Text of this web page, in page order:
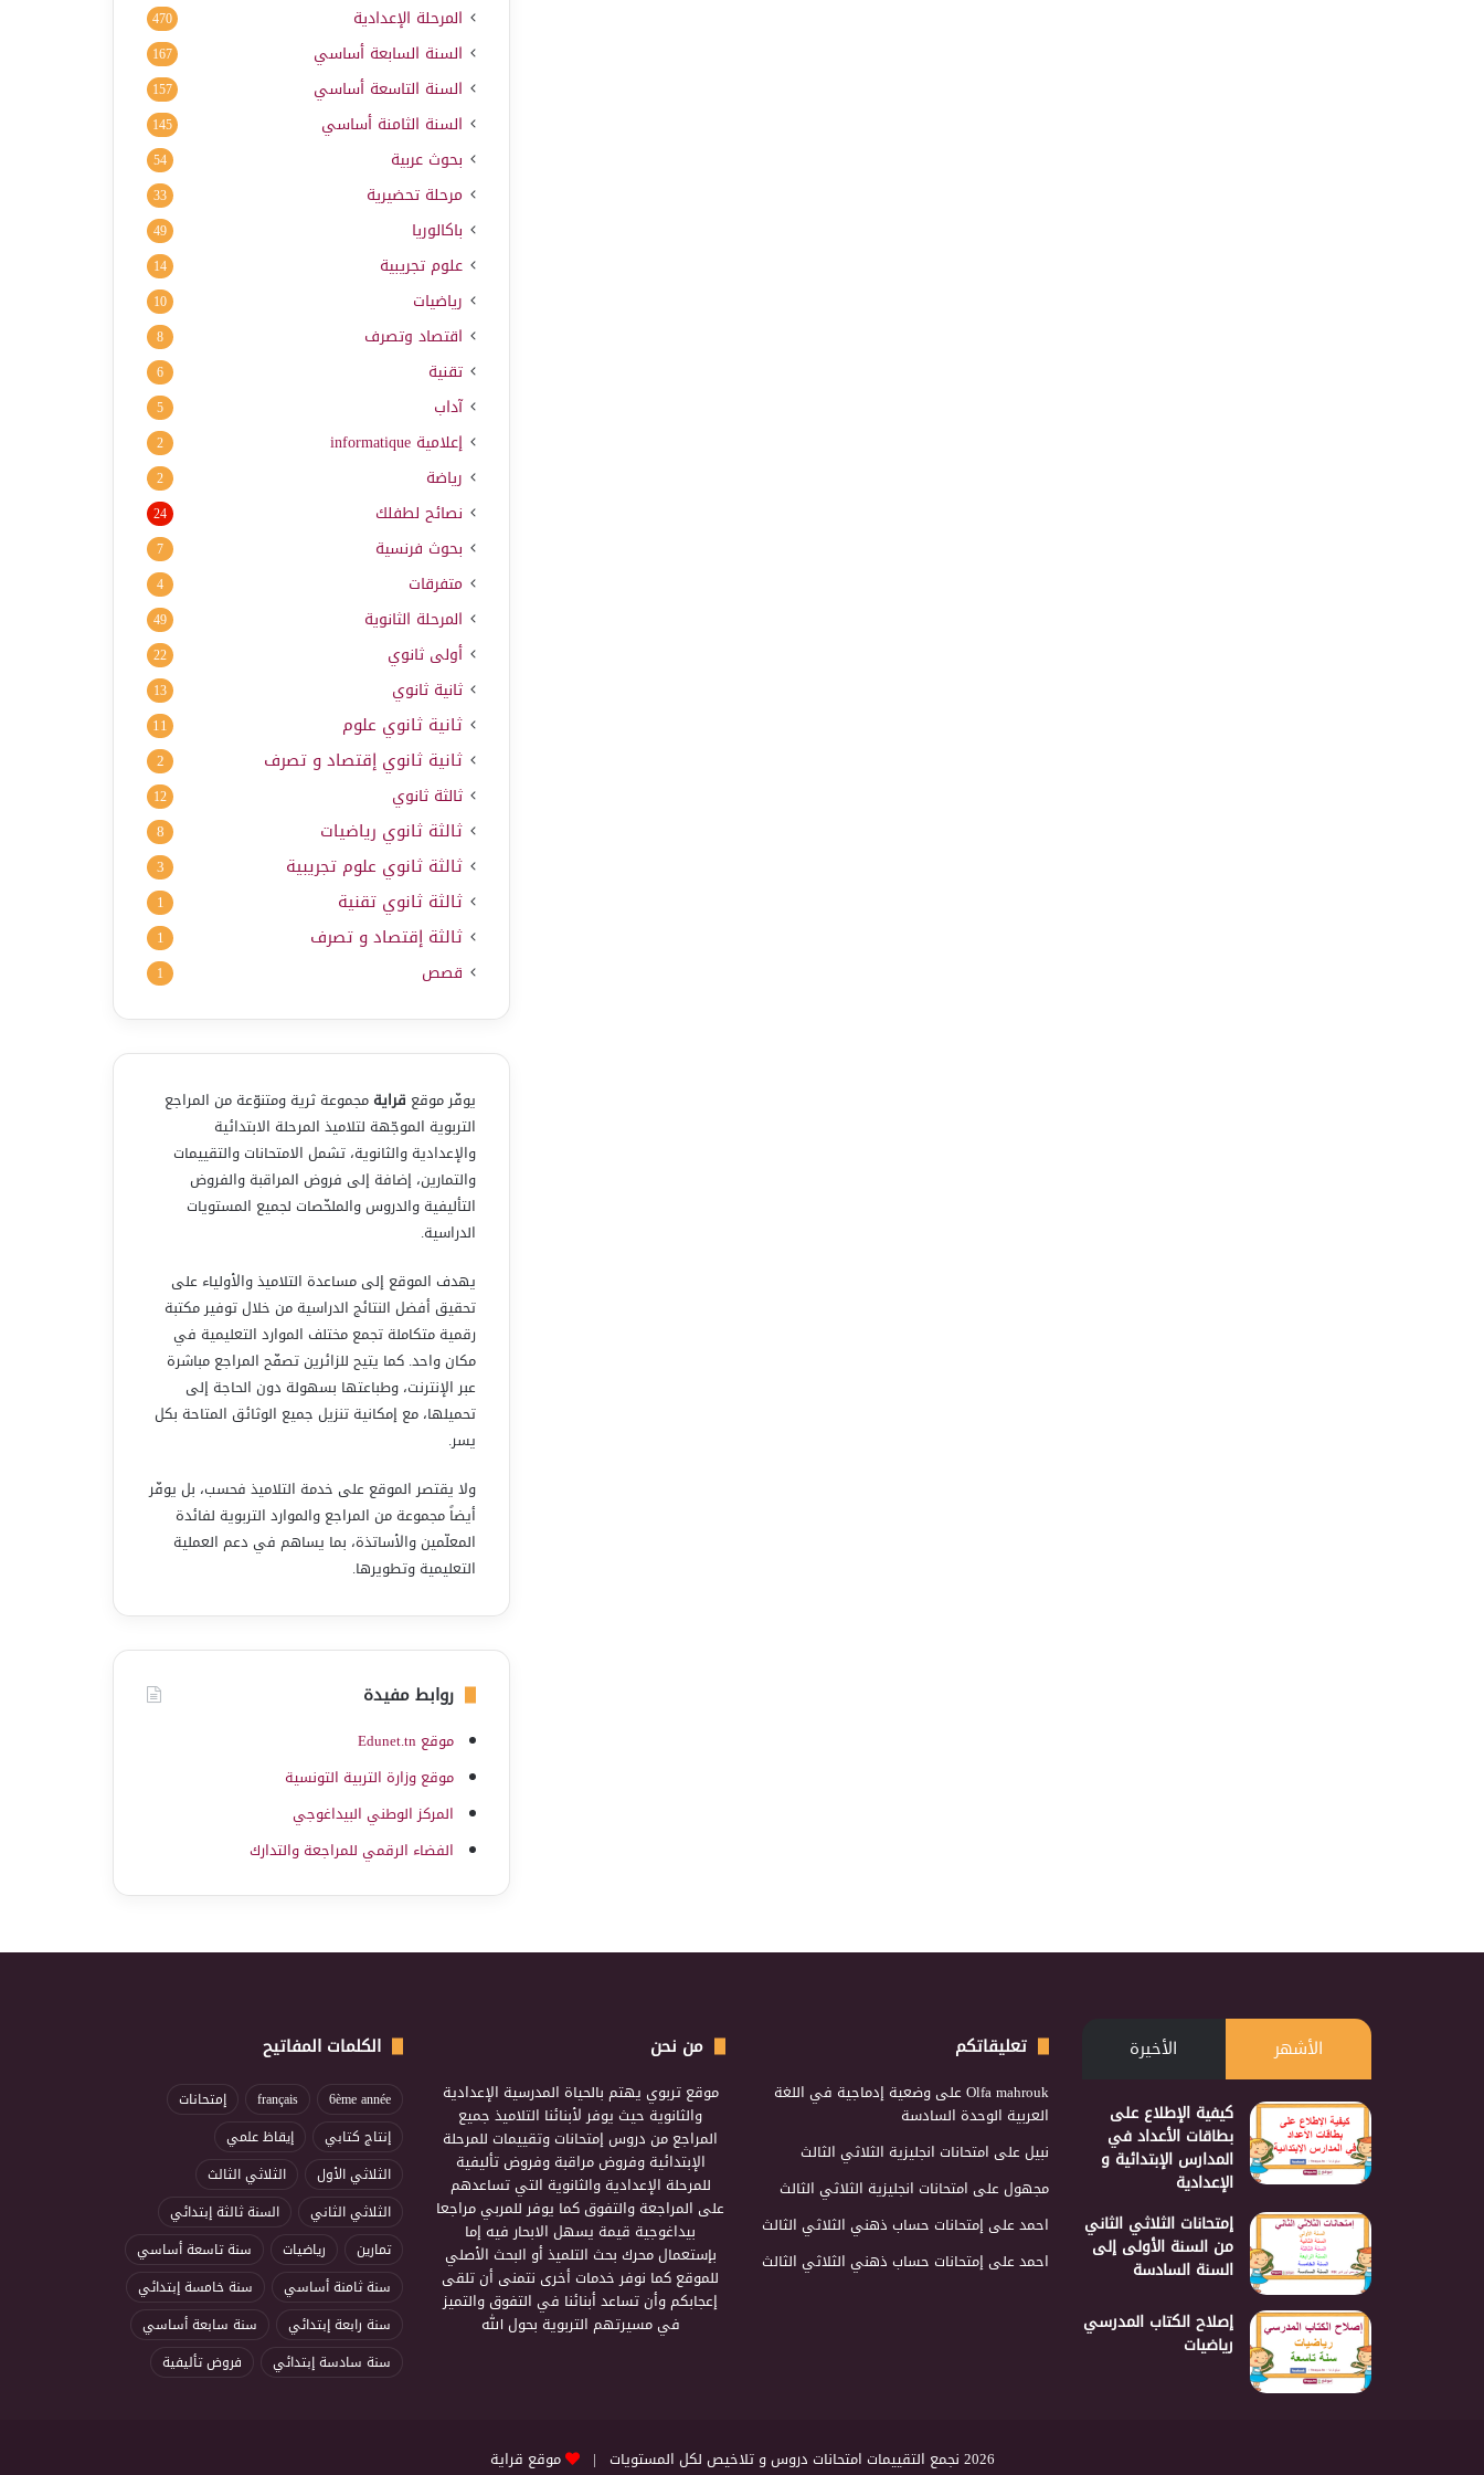
المرحلة الإعدادية 470
السنة السابعة أساسي 167
السنة التاسعة أساسي 157
السنة الثامنة أساسي 145
بحوث عربية 54
مرحلة تحضيرية 33
باكالوريا 49
علوم تجريبية 14
رياضيات 10
اقتصاد وتصرف 8
تقنية 6
آداب 5
إعلامية informatique
2
رياضة 2
نصائح لطفلك 24
بحوث فرنسية 7
متفرقات 4
المرحلة الثانوية 49
أولى ثانوي 22
ثانية ثانوي 13
ثانية ثانوي علوم 11
ثانية ثانوي إقتصاد و تصرف 2
ثالثة ثانوي 12
ثالثة ثانوي رياضيات 8
ثالثة ثانوي علوم تجريبية 3
ثالثة ثانوي تقنية 1
ثالثة إقتصاد و تصرف 1
قصص 1
يوفّر موقع قرايةمجموعة ثرية ومتنوّعة من المراجع
التربوية الموجّهة لتلاميذ المرحلة الابتدائية
والإعدادية والثانوية، تشمل الامتحانات والتقييمات
والتمارين، إضافة إلى فروض المراقبة والفروض
التأليفية والدروس والملخّصات لجميع المستويات
الدراسية.
يهدف الموقع إلى مساعدة التلاميذ والأولياء على
تحقيق أفضل النتائج الدراسية من خلال توفير مكتبة
رقمية متكاملة تجمع مختلف الموارد التعليمية في
مكان واحد. كما يتيح للزائرين تصفّح المراجع مباشرة
عبر الإنترنت، وطباعتها بسهولة دون الحاجة إلى
تحميلها، مع إمكانية تنزيل جميع الوثائق المتاحة بكل
يسر.
ولا يقتصر الموقع على خدمة التلاميذ فحسب، بل يوفّر
أيضاً مجموعة من المراجع والموارد التربوية لفائدة
المعلّمين والأساتذة، بما يساهم في دعم العملية
التعليمية وتطويرها.
روابط مفيدة
موقع Edunet.tn
موقع وزارة التربية التونسية
المركز الوطني البيداغوجي
الفضاء الرقمي للمراجعة والتدارك
الأشهر الأخيرة
كيفية الإطلاع على
بطاقات الأعداد في
المدارس الإبتدائية و
الإعدادية
إمتحانات الثلاثي الثاني
من السنة الأولى إلى
السنة السادسة
إصلاح الكتاب المدرسي
رياضيات
تعليقاتكم
Olfa mahroukعلىوضعية إدماجية في اللغة
العربية الوحدة السادسة
نبيلعلى امتحانات انجليزية الثلاثي الثالث
مجهولعلى امتحانات انجليزية الثلاثي الثالث
احمدعلى إمتحانات حساب ذهني الثلاثي الثالث
احمدعلى إمتحانات حساب ذهني الثلاثي الثالث
من نحن
موقع تربوي يهتم بالحياة المدرسية الإعدادية
والثانوية حيث يوفر لأبنائنا التلاميذ جميع
المراجع من دروس إمتحانات وتقييمات للمرحلة
الإبتدائية وفروض مراقبة وفروض تأليفية
للمرحلة الإعدادية والثانوية التي تساعدهم
على المراجعة والتفوق كما يوفر للمربي مراجعا
بيداغوجية قيمة يسهل الابحار فيه إما
بإستعمال محرك بحث التلميذ أو البحث الأصلي
للموقع كما نوفر خدمات أخرى نتمنى أن تلقى
إعجابكم وأن تساعد أبنائنا في التفوق والتميز
في مسيرتهم التربوية بحول الله
الكلمات المفاتيح
6ème année
français
إمتحانات
إنتاج كتابي
إيقاظ علمي
الثلاثي الأول
الثلاثي الثالث
الثلاثي الثاني
السنة ثالثة إبتدائي
تمارين
رياضيات
سنة تاسعة أساسي
سنة ثامنة أساسي
سنة خامسة إبتدائي
سنة رابعة إبتدائي
سنة سابعة أساسي
سنة سادسة إبتدائي
فروض تأليفية
2026 نجمع التقييمات امتحانات دروس و تلاخيص لكل المستويات | موقع قراية